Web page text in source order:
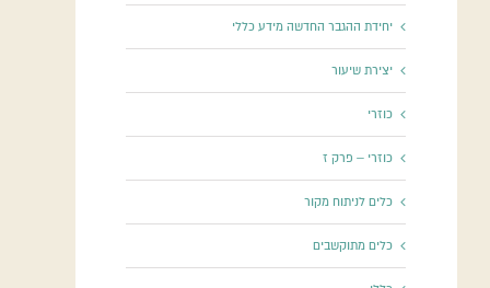
יחידת ההגבר החדשה מידע כללי
יצירת שיעור
כוזרי
כוזרי – פרק ז
כלים לניתוח מקור
כלים מתוקשבים